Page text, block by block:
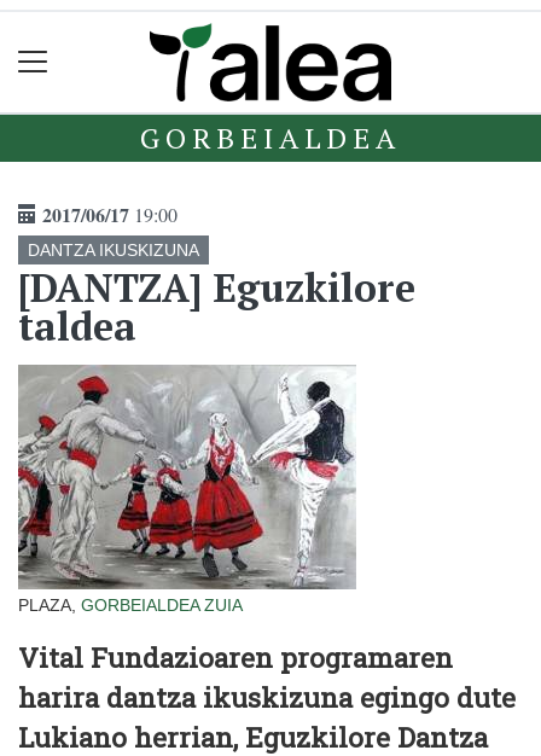
GORBEIALDEA
2017/06/17 19:00
DANTZA IKUSKIZUNA
[DANTZA] Eguzkilore
taldea
PLAZA, GORBEIALDEA ZUIA
Vital Fundazioaren programaren
harira dantza ikuskizuna egingo dute
Lukiano herrian, Eguzkilore Dantza